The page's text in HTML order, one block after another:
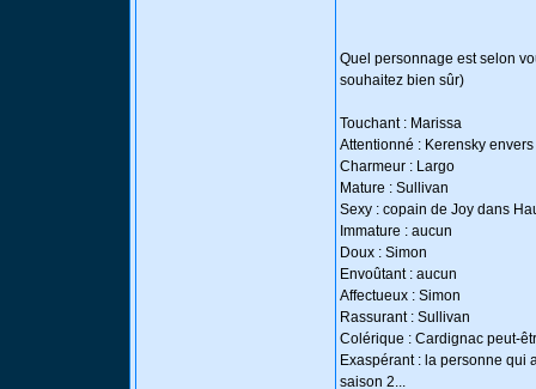
Quel personnage est selon
souhaitez bien sûr)
Touchant : Marissa
Attentionné : Kerensky
Charmeur : Largo
Mature : Sullivan
Sexy : copain de Joy dans
Immature : aucun
Doux : Simon
Envoûtant : aucun
Affectueux : Simon
Rassurant : Sullivan
Colérique : Cardignac peut-
Exaspérant : la personne qui
saison 2...